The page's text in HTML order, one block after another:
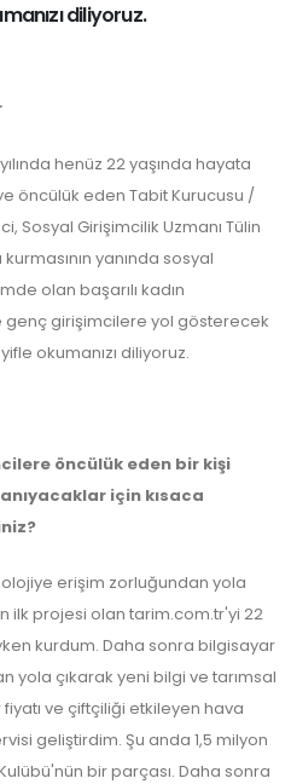
diliyoruz.
henüz 22 yaşında hayata
öncülük eden Tabit Kurucusu /
Sosyal Girişimcilik Uzmanı Tülin
kurmasının yanında sosyal
olan başarılı kadın
genç girişimcilere yol gösterecek
okumanızı diliyoruz.
öncülük eden bir kişi
için kısaca
erişim zorluğundan yola
ilk projesi olan tarim.com.tr'yi 22
kurdum. Daha sonra bilgisayar
yola çıkarak yeni bilgi ve tarımsal
ve çiftçiliği etkileyen hava
geliştirdim. Şu anda 1,5 milyon
bir parçası. Daha sonra